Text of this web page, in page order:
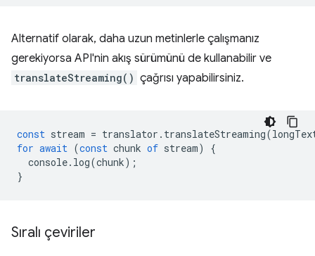
Alternatif olarak, daha uzun metinlerle çalışmanız
gerekiyorsa API'nin akış sürümünü de kullanabilir ve
translateStreaming() çağrısı yapabilirsiniz.
const stream = translator . translateStreaming(
for await (const chunk of stream)
{
console. log(chunk);
}
Sıralı çeviriler